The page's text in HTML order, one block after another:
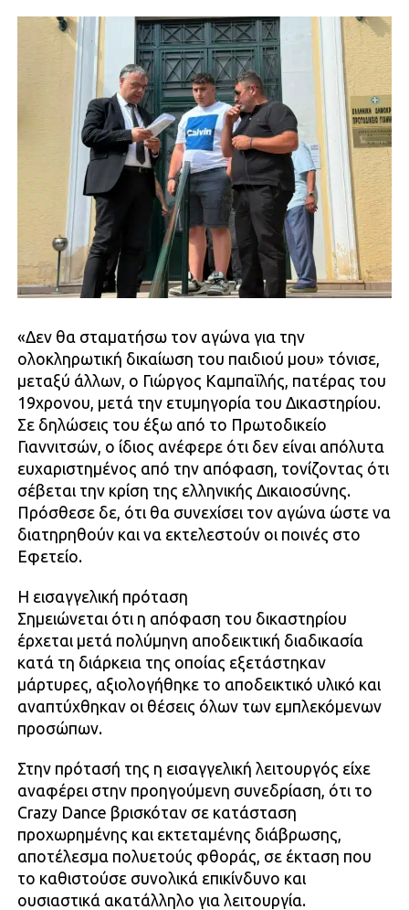
«Δεν θα σταματήσω τον αγώνα για την
ολοκληρωτική δικαίωση του παιδιού μου» τόνισε,
μεταξύ άλλων, ο Γιώργος Καμπαϊλής, πατέρας του
19χρονου, μετά την ετυμηγορία του Δικαστηρίου.
Σε δηλώσεις του έξω από το Πρωτοδικείο
Γιαννιτσών, ο ίδιος ανέφερε ότι δεν είναι απόλυτα
ευχαριστημένος από την απόφαση, τονίζοντας ότι
σέβεται την κρίση της ελληνικής Δικαιοσύνης.
Πρόσθεσε δε, ότι θα συνεχίσει τον αγώνα ώστε να
διατηρηθούν και να εκτελεστούν οι ποινές στο
Εφετείο.
Η εισαγγελική πρόταση
Σημειώνεται ότι η απόφαση του δικαστηρίου
έρχεται μετά πολύμηνη αποδεικτική διαδικασία
κατά τη διάρκεια της οποίας εξετάστηκαν
μάρτυρες, αξιολογήθηκε το αποδεικτικό υλικό και
αναπτύχθηκαν οι θέσεις όλων των εμπλεκόμενων
προσώπων.
Στην πρότασή της η εισαγγελική λειτουργός είχε
αναφέρει στην προηγούμενη συνεδρίαση, ότι το
Crazy Dance βρισκόταν σε κατάσταση
προχωρημένης και εκτεταμένης διάβρωσης,
αποτέλεσμα πολυετούς φθοράς, σε έκταση που
το καθιστούσε συνολικά επικίνδυνο και
ουσιαστικά ακατάλληλο για λειτουργία.